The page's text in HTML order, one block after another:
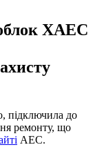
ХАЕС
підключила до
ремонту, що
АЕС.